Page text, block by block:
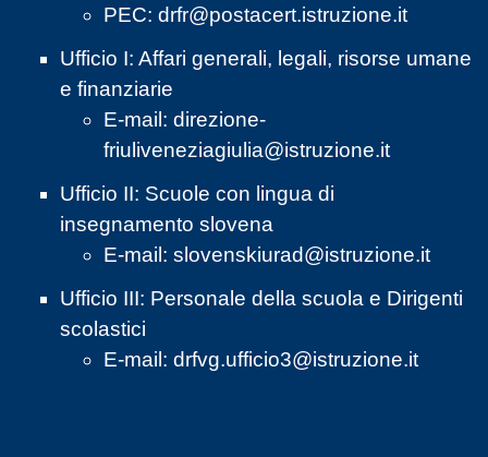
PEC: drfr@postacert.istruzione.it
Ufficio I: Affari generali, legali, risorse umane
e finanziarie
E-mail: direzione-
friuliveneziagiulia@istruzione.it
Ufficio II: Scuole con lingua di
insegnamento slovena
E-mail: slovenskiurad@istruzione.it
Ufficio III: Personale della scuola e Dirigenti
scolastici
E-mail: drfvg.ufficio3@istruzione.it